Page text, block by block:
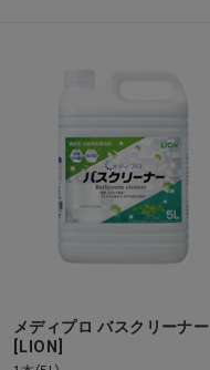
メディプロ バスクリーナー
[LION]